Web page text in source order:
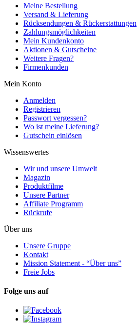
Meine Bestellung
Versand & Lieferung
Rücksendungen & Rückerstattungen
Zahlungsmöglichkeiten
Mein Kundenkonto
Aktionen & Gutscheine
Weitere Fragen?
Firmenkunden
Mein Konto
Anmelden
Registrieren
Passwort vergessen?
Wo ist meine Lieferung?
Gutschein einlösen
Wissenswertes
Wir und unsere Umwelt
Magazin
Produktfilme
Unsere Partner
Affiliate Programm
Rückrufe
Über uns
Unsere Gruppe
Kontakt
Mission Statement - “Über uns”
Freie Jobs
Folge uns auf